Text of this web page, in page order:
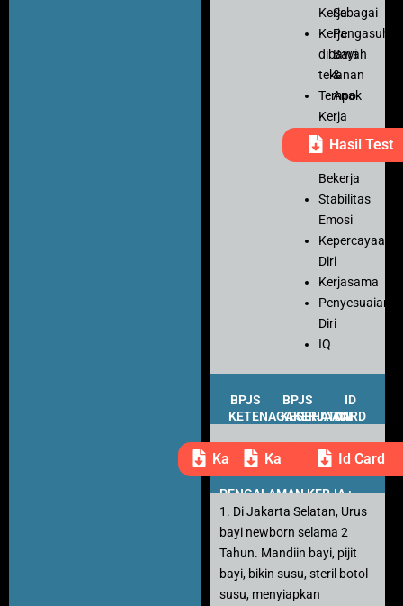
Kerja
Kerja
dibawah
tekanan
Tempo
Kerja
Ketelitian
Motivasi
Bekerja
Stabilitas
Emosi
Kepercayaan
Diri
Kerjasama
Penyesuaian
Diri
IQ
Sebagai
Pengasuh
Bayi
&
Anak
Hasil Test
BPJS
KETENAGAKERJAAN
BPJS
KESEHATAN
ID
CARD
Kartu PesertaKartu PesertaId Card
PENGALAMAN KERJA :
1. Di Jakarta Selatan, Urus
bayi newborn selama 2
Tahun. Mandiin bayi, pijit
bayi, bikin susu, steril botol
susu, menyiapkan